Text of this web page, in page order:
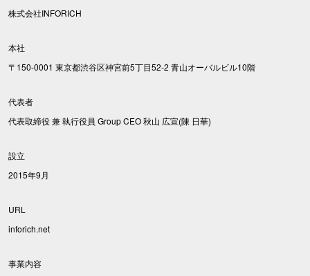
株式会社INFORICH
本社
〒150-0001 東京都渋谷区神宮前5丁目52-2 青山オーバルビル10階
代表者
代表取締役 兼 執行役員 Group CEO 秋山 広宣(陳 日華)
設立
2015年9月
URL
inforich.net
事業内容